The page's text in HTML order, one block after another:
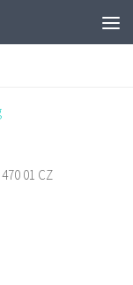
470 01 CZ